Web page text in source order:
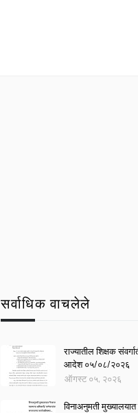
सर्वाधिक वाचलेले
राज्यातील शिक्षक
आदेश ०५/०८/२०२६
ऑगस्ट ०५, २०२६
विनाअनुमती